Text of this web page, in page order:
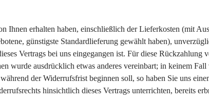
erhalten haben, einschließlich der Lieferkosten (mit
günstigste Standardlieferung gewählt haben),
Vertrags bei uns eingegangen ist. Für diese Rückzahlung
wurde ausdrücklich etwas anderes vereinbart; in keinem
der Widerrufsfrist beginnen soll, so haben Sie uns
hinsichtlich dieses Vertrags unterrichten, bereits